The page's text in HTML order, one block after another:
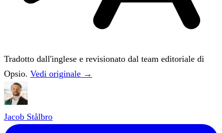
Tradotto dall'inglese e revisionato dal team editoriale di
Opsio. Vedi originale →
Jacob Stålbro